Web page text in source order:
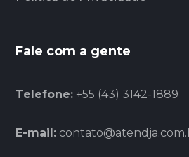
Fale com a gente
Telefone: +55 (43) 3142-1889
E-mail: